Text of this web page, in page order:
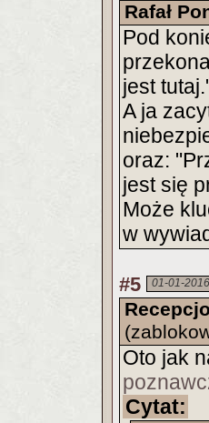
Rafał
Pod
jest
A ja
oraz:
jest się
Może
w
#5 01-01-
Oto jak
Cytat: